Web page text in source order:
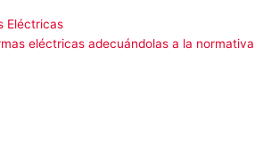
Eléctricas
eléctricas adecuándolas a la normativa